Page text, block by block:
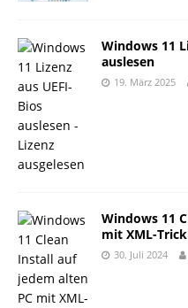
Windows 11
auslesen
19. März 2025
Windows 11
mit XML-Trick
30. Juli 2024